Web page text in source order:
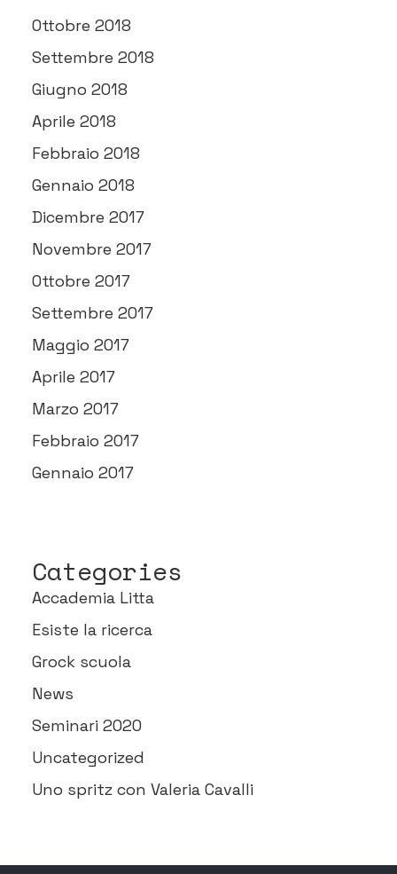
Ottobre 2018
Settembre 2018
Giugno 2018
Aprile 2018
Febbraio 2018
Gennaio 2018
Dicembre 2017
Novembre 2017
Ottobre 2017
Settembre 2017
Maggio 2017
Aprile 2017
Marzo 2017
Febbraio 2017
Gennaio 2017
Categories
Accademia Litta
Esiste la ricerca
Grock scuola
News
Seminari 2020
Uncategorized
Uno spritz con Valeria Cavalli